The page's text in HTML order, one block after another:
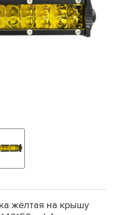
жёлтая на крышу